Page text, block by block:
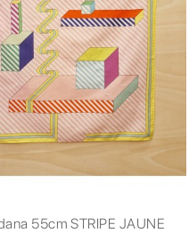
55cm STRIPE JAUNE